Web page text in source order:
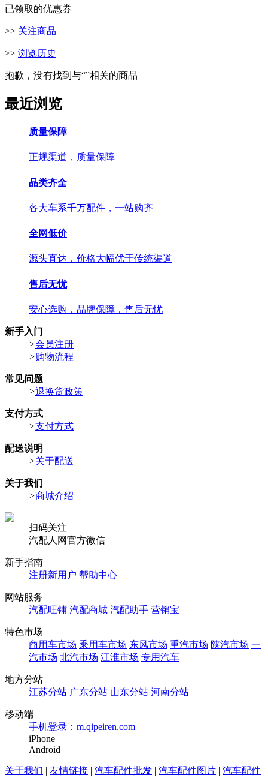
已领取的优惠券
>> 关注商品
>> 浏览历史
抱歉，没有找到与“”相关的商品
最近浏览
质量保障
正规渠道，质量保障
品类齐全
各大车系千万配件，一站购齐
全网低价
源头直达，价格大幅优于传统渠道
售后无忧
安心选购，品牌保障，售后无忧
新手入门
>会员注册
>购物流程
常见问题
>退换货政策
支付方式
>支付方式
配送说明
>关于配送
关于我们
>商城介绍
扫码关注
汽配人网官方微信
新手指南
注册新用户 帮助中心
网站服务
汽配旺铺 汽配商城 汽配助手 营销宝
特色市场
商用车市场 乘用车市场 东风市场 重汽市场 陕汽市场 一
汽市场 北汽市场 江淮市场 专用汽车
地方分站
江苏分站 广东分站 山东分站 河南分站
移动端
手机登录：m.qipeiren.com
iPhone
Android
关于我们 | 友情链接 | 汽车配件批发 | 汽车配件图片 | 汽车配件